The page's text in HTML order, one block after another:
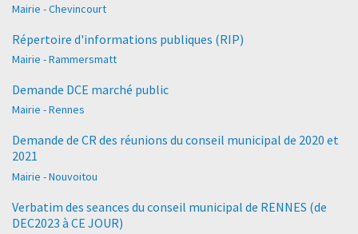
Mairie - Chevincourt
Répertoire d'informations publiques (RIP)
Mairie - Rammersmatt
Demande DCE marché public
Mairie - Rennes
Demande de CR des réunions du conseil municipal de 2020 et
2021
Mairie - Nouvoitou
Verbatim des seances du conseil municipal de RENNES (de
DEC2023 à CE JOUR)